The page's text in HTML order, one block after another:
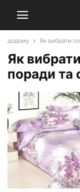
додому Як вибрати
Як
поради та